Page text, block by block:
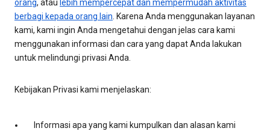
orang, atau lebih mempercepat dan mempermudah aktivitas
berbagi kepada orang lain. Karena Anda menggunakan layanan
kami, kami ingin Anda mengetahui dengan jelas cara kami
menggunakan informasi dan cara yang dapat Anda lakukan
untuk melindungi privasi Anda.
Kebijakan Privasi kami menjelaskan:
Informasi apa yang kami kumpulkan dan alasan kami